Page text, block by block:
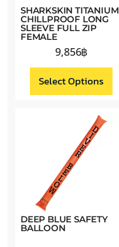
SHARKSKIN TITANIUM
CHILLPROOF LONG
SLEEVE FULL ZIP
FEMALE
9,856฿
Select Options
DEEP BLUE SAFETY
BALLOON